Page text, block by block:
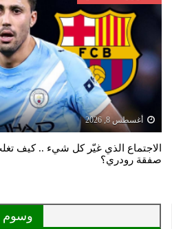
أغسطس 8, 2026
الاجتماع الذي غيّر كل شيء .. كيف
صفقة رودري؟
وسوم